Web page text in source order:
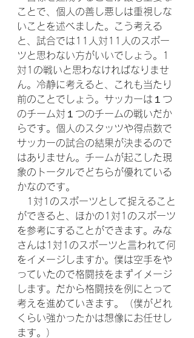
ことで、個人の善し悪しは重視しな
いことを述べました。こう考える
と、試合では11人対11人のスポー
ツと思わない方がいいでしょう。1
対1の戦いと思わなければなりませ
ん。冷静に考えると、これも当たり
前のことでしょう。サッカーは１つ
のチーム対１つのチームの戦いだか
らです。個人のスタッツや得点数で
サッカーの試合の結果が決まるので
はありません。チームが起こした現
象のトータルでどちらが優れている
かなのです。
1対1のスポーツとして捉えること
ができると、ほかの1対1のスポーツ
を参考にすることができます。みな
さんは1対1のスポーツと言われて何
をイメージしますか。僕は空手をや
っていたので格闘技をまずイメージ
します。だから格闘技を例にとって
考えを進めていきます。（僕がどれ
くらい強かったかは想像にお任せし
ます。）